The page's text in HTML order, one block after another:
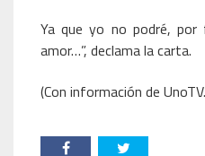
Ya que yo no podré, por
amor…”, declama la carta.
(Con información de